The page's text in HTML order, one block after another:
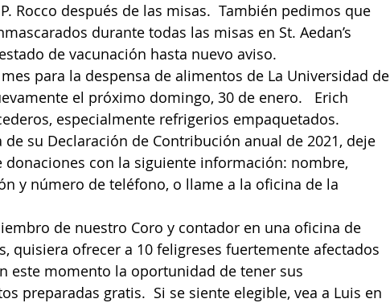
Rocco después de las misas.  También pedimos que
durante todas las misas en St. Aedan’s
de vacunación hasta nuevo aviso.
para la despensa de alimentos de La Universidad de
el próximo domingo, 30 de enero.   Erich
especialmente refrigerios empaquetados.
su Declaración de Contribución anual de 2021, deje
donaciones con la siguiente información: nombre,
y número de teléfono, o llame a la oficina de la
de nuestro Coro y contador en una oficina de
quisiera ofrecer a 10 feligreses fuertemente afectados
este momento la oportunidad de tener sus
preparadas gratis.  Si se siente elegible, vea a Luis en